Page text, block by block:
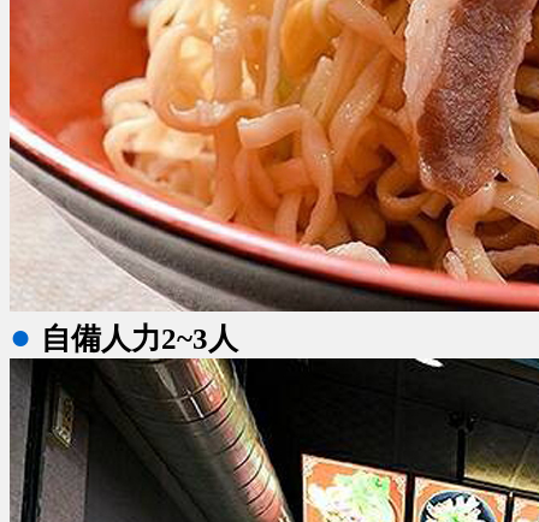
● 自備人力2~3人